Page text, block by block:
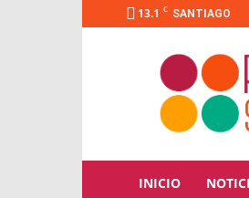
13.1 C SANTIAGO
INICIO